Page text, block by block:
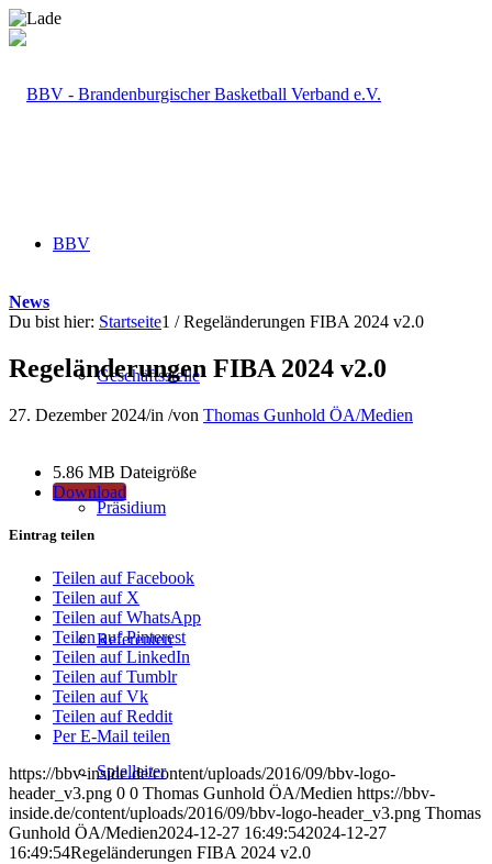
BBV
Geschäftsstelle
Präsidium
Referenten
Spielleiter
News
Du bist hier: Startseite1 / Regeländerungen FIBA 2024 v2.0
Regeländerungen FIBA 2024 v2.0
27. Dezember 2024/in /von Thomas Gunhold ÖA/Medien
5.86 MB Dateigröße
Download
Eintrag teilen
Teilen auf Facebook
Teilen auf X
Teilen auf WhatsApp
Teilen auf Pinterest
Teilen auf LinkedIn
Teilen auf Tumblr
Teilen auf Vk
Teilen auf Reddit
Per E-Mail teilen
https://bbv-inside.de/content/uploads/2016/09/bbv-logo-
header_v3.png 0 0 Thomas Gunhold ÖA/Medien https://bbv-
inside.de/content/uploads/2016/09/bbv-logo-header_v3.png Thomas
Gunhold ÖA/Medien2024-12-27 16:49:542024-12-27
16:49:54Regeländerungen FIBA 2024 v2.0